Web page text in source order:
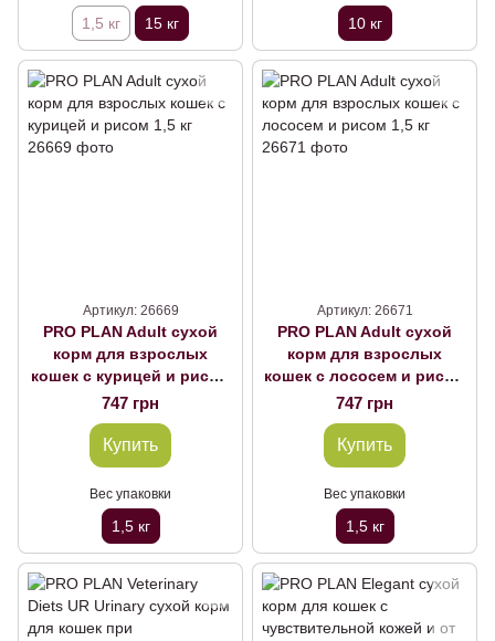
1,5 кг 15 кг 10 кг
Артикул: 26669
PRO PLAN Adult сухой
корм для взрослых
кошек с курицей и рисом
1,5 кг
747 грн
Купить
Вес упаковки
1,5 кг
Артикул: 26671
PRO PLAN Adult сухой
корм для взрослых
кошек с лососем и рисом
1,5 кг
747 грн
Купить
Вес упаковки
1,5 кг